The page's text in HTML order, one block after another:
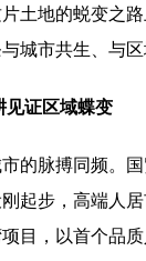
土地的蜕变之
城市共生、与区
见证区域蝶变
的脉搏同频。
起步，高端人
目，以首个品